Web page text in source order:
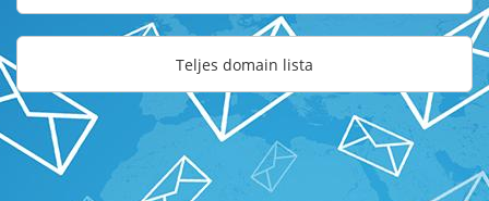
Teljes domain lista